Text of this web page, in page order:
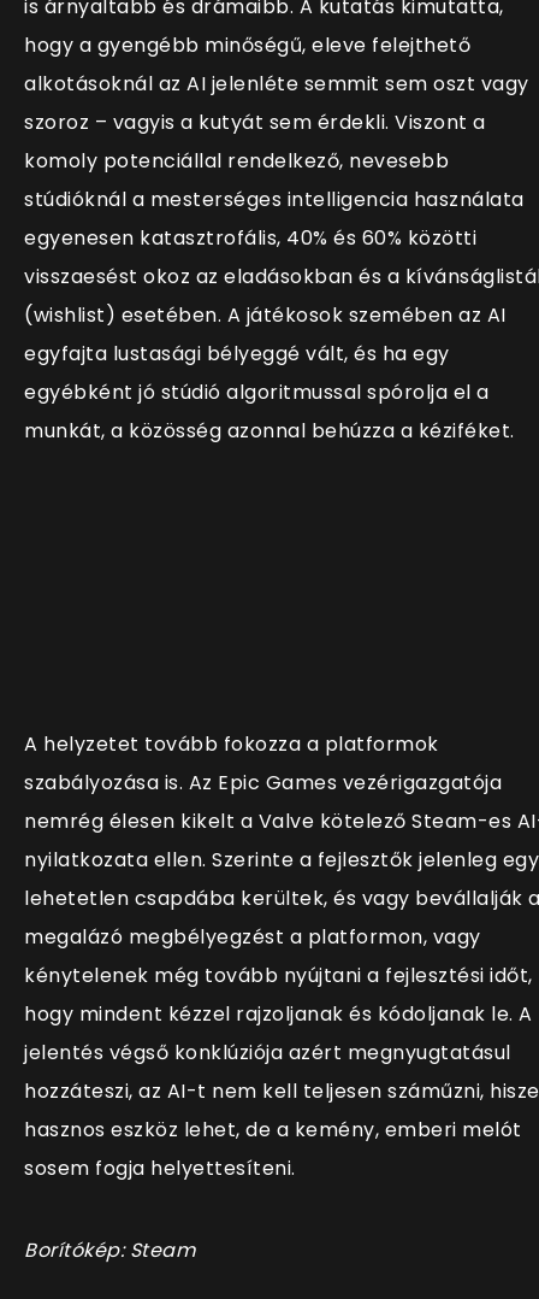
is árnyaltabb és drámaibb. A kutatás kimutatta,
hogy a gyengébb minőségű, eleve felejthető
alkotásoknál az AI jelenléte semmit sem oszt vagy
szoroz – vagyis a kutyát sem érdekli. Viszont a
komoly potenciállal rendelkező, nevesebb
stúdióknál a mesterséges intelligencia használata
egyenesen katasztrofális, 40% és 60% közötti
visszaesést okoz az eladásokban és a
(wishlist) esetében. A játékosok szemében az AI
egyfajta lustasági bélyeggé vált, és ha egy
egyébként jó stúdió algoritmussal spórolja el a
munkát, a közösség azonnal behúzza a kéziféket.
A helyzetet tovább fokozza a platformok
szabályozása is. Az Epic Games vezérigazgatója
nemrég élesen kikelt a Valve kötelező Steam-es
nyilatkozata ellen. Szerinte a fejlesztők jelenleg egy
lehetetlen csapdába kerültek, és vagy bevállalják
megalázó megbélyegzést a platformon, vagy
kénytelenek még tovább nyújtani a fejlesztési időt,
hogy mindent kézzel rajzoljanak és kódoljanak le. A
jelentés végső konklúziója azért megnyugtatásul
hozzáteszi, az AI-t nem kell teljesen száműzni,
hasznos eszköz lehet, de a kemény, emberi melót
sosem fogja helyettesíteni.
Borítókép: Steam